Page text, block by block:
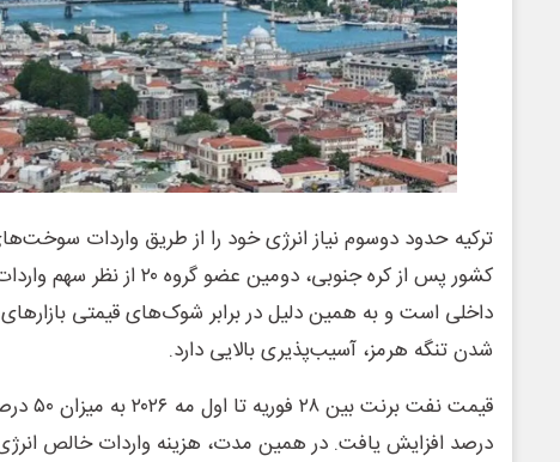
ترکیه حدود دوسوم نیاز انرژی خود را از طریق واردات
کشور پس از کره جنوبی، دومین
داخلی است و به همین دلیل در برابر شوک‌های قیمتی بازارهای
شدن تنگه هرمز، آسیب‌پذیری بالایی دارد.
درصد افزایش یافت. در همین مدت، هزینه واردات خالص